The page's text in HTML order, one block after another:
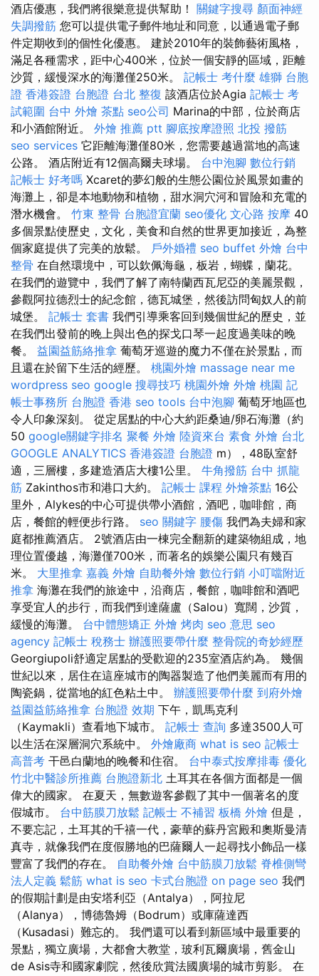
酒店優惠，我們將很樂意提供幫助！ 關鍵字搜尋 顏面神經
失調撥筋 您可以提供電子郵件地址和同意，以通過電子郵
件定期收到的個性化優惠。 建於2010年的裝飾藝術風格，
滿足各種需求，距中心400米，位於一個安靜的區域，距離
沙質，緩慢深水的海灘僅250米。 記帳士 考什麼 雄獅 台胞
證 香港簽證 台胞證 台北 整復 該酒店位於Agia 記帳士 考
試範圍 台中 外燴 茶點 seo公司 Marina的中部，位於商店
和小酒館附近。 外燴 推薦 ptt 腳底按摩證照 北投 撥筋
seo services 它距離海灘僅80米，您需要越過當地的高速
公路。 酒店附近有12個高爾夫球場。 台中泡腳 數位行銷
記帳士 好考嗎 Xcaret的夢幻般的生態公園位於風景如畫的
海灘上，卻是本地動物和植物，甜水洞穴河和冒險和充電的
潛水機會。 竹東 整骨 台胞證宜蘭 seo優化 文心路 按摩 40
多個景點使歷史，文化，美食和自然的世界更加接近，為整
個家庭提供了完美的放鬆。 戶外婚禮 seo buffet 外燴 台中
整骨 在自然環境中，可以欽佩海龜，板岩，蝴蝶，蘭花。
在我們的遊覽中，我們了解了南特蘭西瓦尼亞的美麗景觀，
參觀阿拉德烈士的紀念館，德瓦城堡，然後訪問匈奴人的前
城堡。 記帳士 套書 我們引導乘客回到幾個世紀的歷史，並
在我們出發前的晚上與出色的探戈口琴一起度過美味的晚
餐。 益園益筋絡推拿 葡萄牙巡遊的魔力不僅在於景點，而
且還在於留下生活的經歷。 桃園外燴 massage near me
wordpress seo google 搜尋技巧 桃園外燴 外燴 桃園 記
帳士事務所 台胞證 香港 seo tools 台中泡腳 葡萄牙地區也
令人印象深刻。 從定居點的中心大約距桑迪/卵石海灘（約
50 google關鍵字排名 聚餐 外燴 陸資來台 素食 外燴 台北
GOOGLE ANALYTICS 香港簽證 台胞證 m），48臥室舒
適，三層樓，多建造酒店大樓1公里。 牛角撥筋 台中 抓龍
筋 Zakinthos市和港口大約。 記帳士 課程 外燴茶點 16公
里外，Alykes的中心可提供帶小酒館，酒吧，咖啡館，商
店，餐館的輕便步行路。 seo 關鍵字 腰傷 我們為夫婦和家
庭都推薦酒店。 2號酒店由一棟完全翻新的建築物組成，地
理位置優越，海灘僅700米，而著名的娛樂公園只有幾百
米。 大里推拿 嘉義 外燴 自助餐外燴 數位行銷 小叮噹附近
推拿 海灘在我們的旅途中，沿商店，餐館，咖啡館和酒吧
享受宜人的步行，而我們到達薩盧（Salou）寬闊，沙質，
緩慢的海灘。 台中體態矯正 外燴 烤肉 seo 意思 seo
agency 記帳士 稅務士 辦護照要帶什麼 整骨院的奇妙經歷
Georgiupoli舒適定居點的受歡迎的235室酒店約為。 幾個
世紀以來，居住在這座城市的陶器製造了他們美麗而有用的
陶瓷鍋，從當地的紅色粘土中。 辦護照要帶什麼 到府外燴
益園益筋絡推拿 台胞證 效期 下午，凱馬克利
（Kaymakli）查看地下城市。 記帳士 查詢 多達3500人可
以生活在深層洞穴系統中。 外燴廠商 what is seo 記帳士
高普考 干邑白蘭地的晚餐和住宿。 台中泰式按摩排毒 優化
竹北中醫診所推薦 台胞證新北 土耳其在各個方面都是一個
偉大的國家。 在夏天，無數遊客參觀了其中一個著名的度
假城市。 台中筋膜刀放鬆 記帳士 不補習 板橋 外燴 但是，
不要忘記，土耳其的千禧一代，豪華的蘇丹宮殿和奧斯曼清
真寺，就像我們在度假勝地的巴薩爾人一起尋找小飾品一樣
豐富了我們的存在。 自助餐外燴 台中筋膜刀放鬆 脊椎側彎
法人定義 鬆筋 what is seo 卡式台胞證 on page seo 我們
的假期計劃是由安塔利亞（Antalya），阿拉尼
（Alanya），博德魯姆（Bodrum）或庫薩達西
（Kusadasi）難忘的。 我們還可以看到新區域中最重要的
景點，獨立廣場，大都會大教堂，玻利瓦爾廣場，舊金山
de Asis寺和國家劇院，然後欣賞法國廣場的城市剪影。 在